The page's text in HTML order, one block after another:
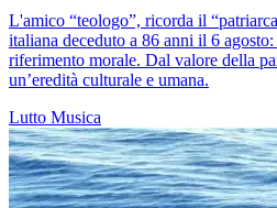
L'amico “teologo”, ricorda il
italiana deceduto a 86 anni il 6
riferimento morale. Dal valore della
un’eredità culturale e umana.
Lutto Musica